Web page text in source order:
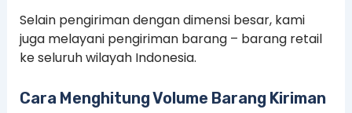
Selain pengiriman dengan dimensi besar, kami
juga melayani pengiriman barang – barang retail
ke seluruh wilayah Indonesia.
Cara Menghitung Volume Barang Kiriman